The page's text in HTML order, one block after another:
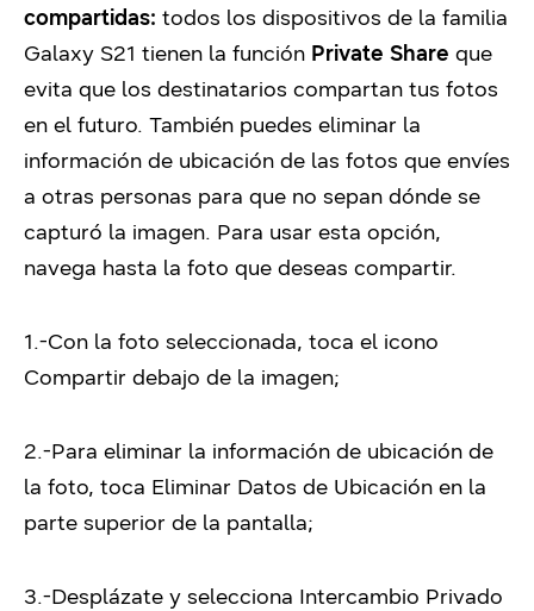
compartidas: todos los dispositivos de la familia
Galaxy S21 tienen la función Private Share que
evita que los destinatarios compartan tus fotos
en el futuro. También puedes eliminar la
información de ubicación de las fotos que envíes
a otras personas para que no sepan dónde se
capturó la imagen. Para usar esta opción,
navega hasta la foto que deseas compartir.
1.-Con la foto seleccionada, toca el icono
Compartir debajo de la imagen;
2.-Para eliminar la información de ubicación de
la foto, toca Eliminar Datos de Ubicación en la
parte superior de la pantalla;
3.-Desplázate y selecciona Intercambio Privado